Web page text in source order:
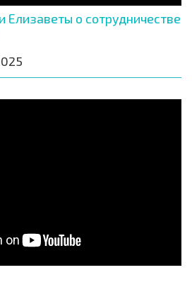
Елизаветы о сотрудничестве